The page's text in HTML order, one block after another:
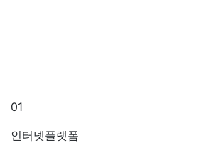
01
인터넷플랫폼